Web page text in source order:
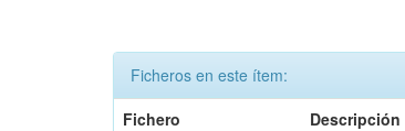
Ficheros en este ítem:
Fichero
Descripción